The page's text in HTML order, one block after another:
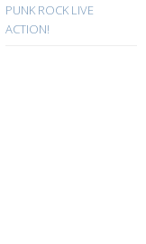
PUNK ROCK LIVE
ACTION!